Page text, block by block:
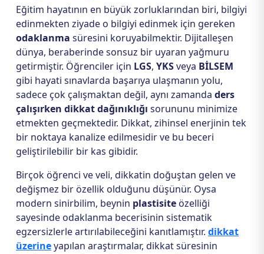
Eğitim hayatının en büyük zorluklarından biri, bilgiyi
edinmekten ziyade o bilgiyi edinmek için gereken
odaklanma süresini koruyabilmektir. Dijitalleşen
dünya, beraberinde sonsuz bir uyaran yağmuru
getirmiştir. Öğrenciler için LGS, YKSveya BİLSEM
gibi hayati sınavlarda başarıya ulaşmanın yolu,
sadece çok çalışmaktan değil, aynı zamanda ders
çalışırken dikkat dağınıklığı sorununu minimize
etmekten geçmektedir. Dikkat, zihinsel enerjinin tek
bir noktaya kanalize edilmesidir ve bu beceri
geliştirilebilir bir kas gibidir.
Birçok öğrenci ve veli, dikkatin doğuştan gelen ve
değişmez bir özellik olduğunu düşünür. Oysa
modern sinirbilim, beynin plastisite özelliği
sayesinde odaklanma becerisinin sistematik
egzersizlerle artırılabileceğini kanıtlamıştır. dikkat
üzerineyapılan araştırmalar, dikkat süresinin